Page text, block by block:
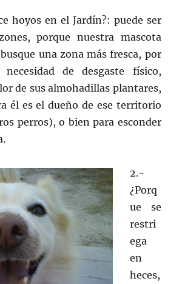
hoyos en el Jardín?: puede ser
porque nuestra mascota
una zona más fresca, por
necesidad de desgaste físico,
de sus almohadillas plantares,
él es el dueño de ese territorio
perros), o bien para esconder
2.-
¿Porq
ue se
restri
ega
en
heces,